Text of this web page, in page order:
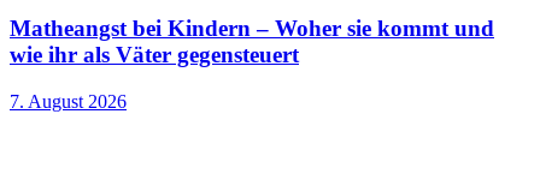
Matheangst bei Kindern – Woher sie kommt und
wie ihr als Väter gegensteuert
7. August 2026